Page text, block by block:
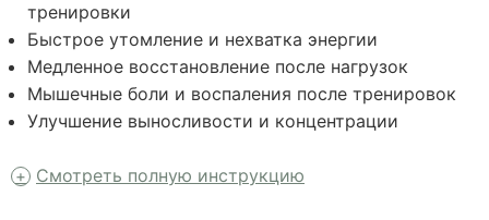
тренировки
Быстрое утомление и нехватка энергии
Медленное восстановление после нагрузок
Мышечные боли и воспаления после тренировок
Улучшение выносливости и концентрации
Смотреть полную инструкцию